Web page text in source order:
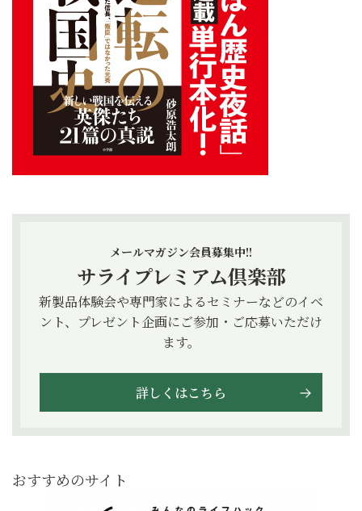
メールマガジン会員募集中!!
サライプレミアム倶楽部
新製品体験会や専門家によるセミナーなどのイベ
ント、プレゼント企画にご参加・ご応募いただけ
ます。
詳しくはこちら
おすすめのサイト